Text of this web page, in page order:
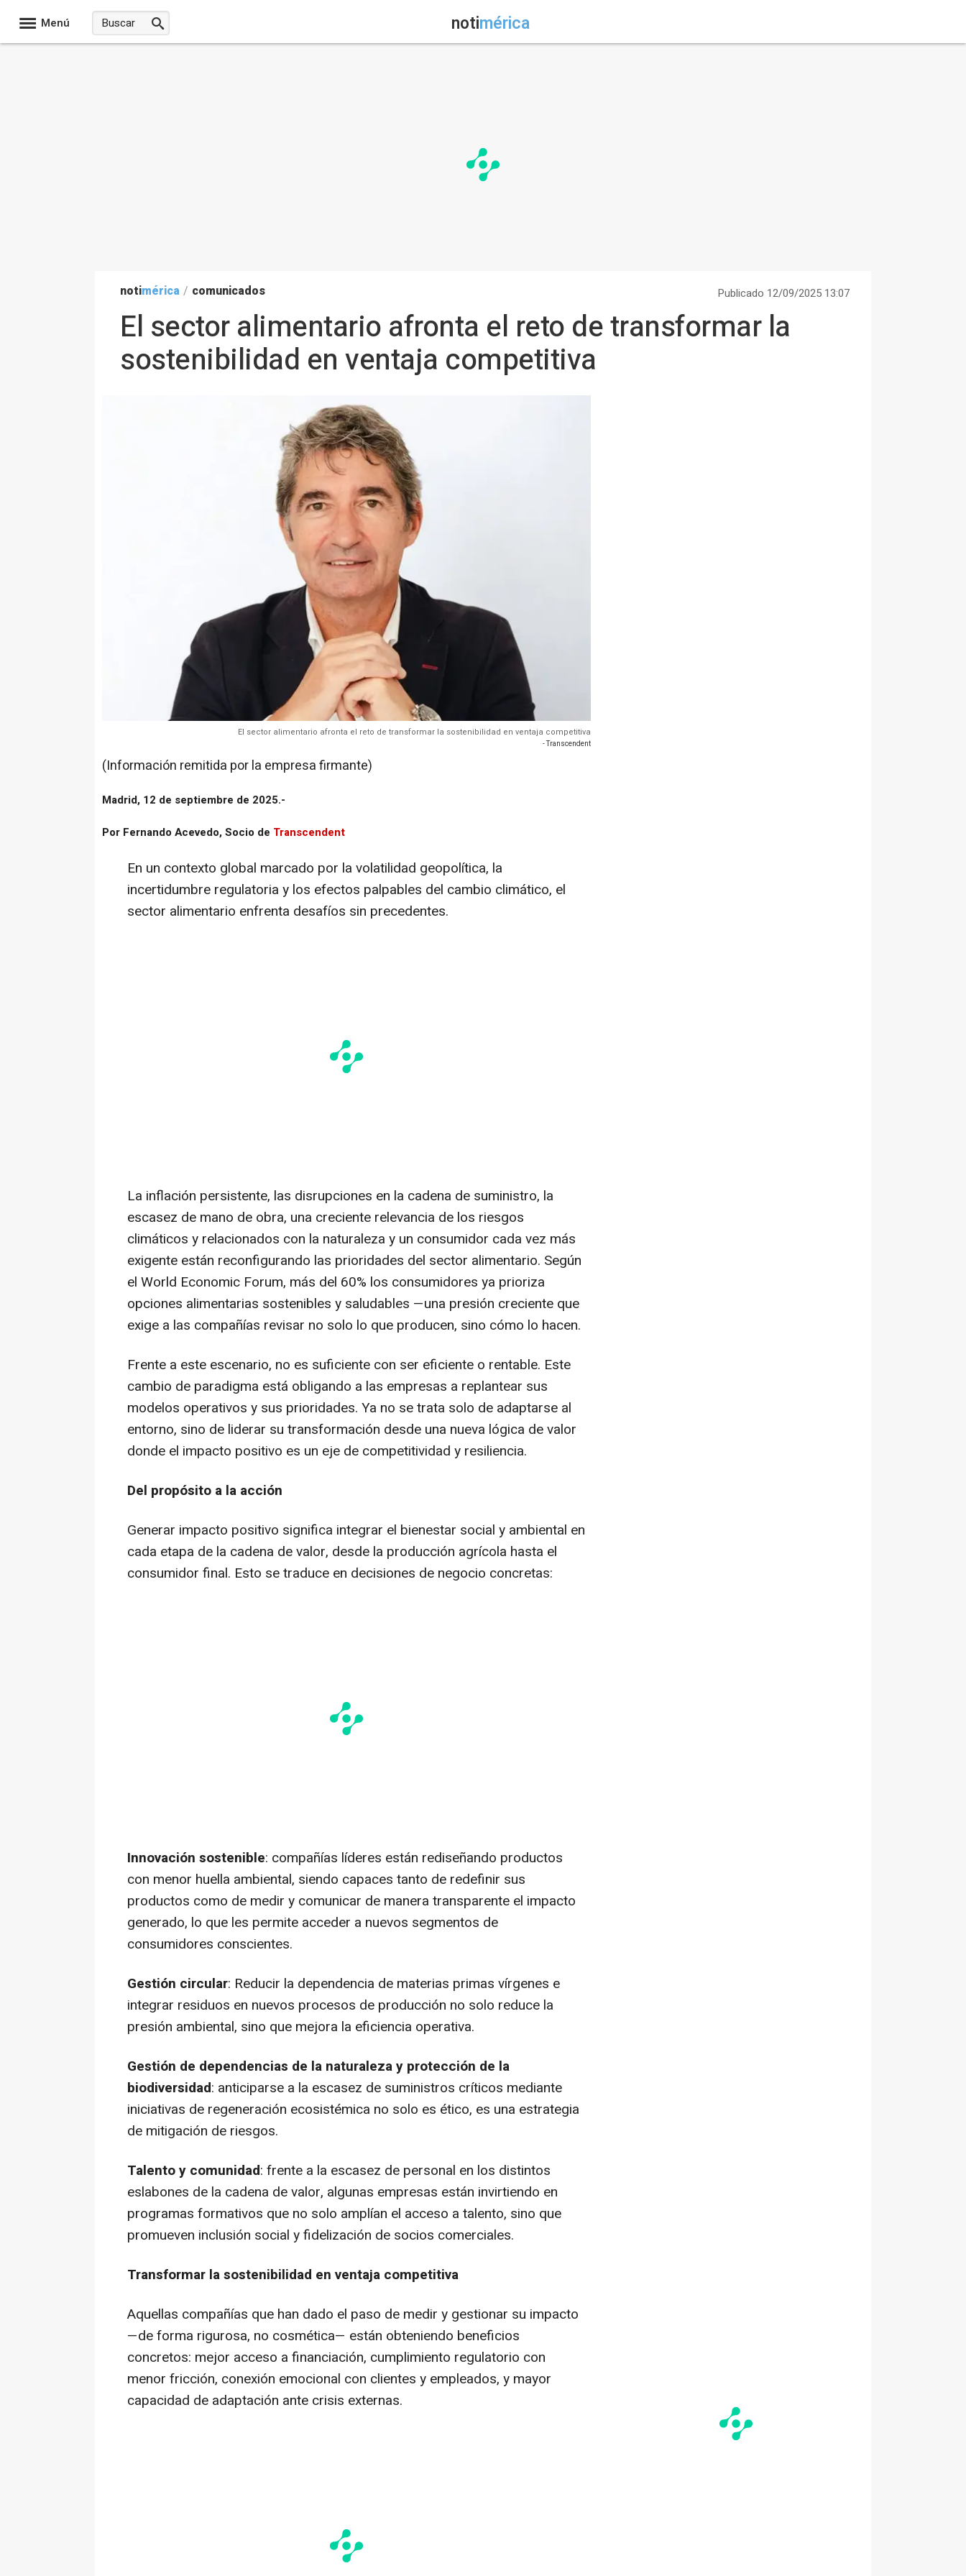
Menú notimérica
notimérica / comunicados Publicado 12/09/2025 13:07
El sector alimentario afronta el reto de transformar la
sostenibilidad en ventaja competitiva
El sector alimentario afronta el reto de transformar la sostenibilidad en ventaja competitiva
- Transcendent
(Información remitida por la empresa firmante)
Madrid, 12 de septiembre de 2025.-
Por Fernando Acevedo, Socio de Transcendent
En un contexto global marcado por la volatilidad geopolítica, la
incertidumbre regulatoria y los efectos palpables del cambio climático, el
sector alimentario enfrenta desafíos sin precedentes.
La inflación persistente, las disrupciones en la cadena de suministro, la
escasez de mano de obra, una creciente relevancia de los riesgos
climáticos y relacionados con la naturaleza y un consumidor cada vez más
exigente están reconfigurando las prioridades del sector alimentario. Según
el World Economic Forum, más del 60% los consumidores ya prioriza
opciones alimentarias sostenibles y saludables —una presión creciente que
exige a las compañías revisar no solo lo que producen, sino cómo lo hacen.
Frente a este escenario, no es suficiente con ser eficiente o rentable. Este
cambio de paradigma está obligando a las empresas a replantear sus
modelos operativos y sus prioridades. Ya no se trata solo de adaptarse al
entorno, sino de liderar su transformación desde una nueva lógica de valor
donde el impacto positivo es un eje de competitividad y resiliencia.
Del propósito a la acción
Generar impacto positivo significa integrar el bienestar social y ambiental en
cada etapa de la cadena de valor, desde la producción agrícola hasta el
consumidor final. Esto se traduce en decisiones de negocio concretas:
Innovación sostenible: compañías líderes están rediseñando productos
con menor huella ambiental, siendo capaces tanto de redefinir sus
productos como de medir y comunicar de manera transparente el impacto
generado, lo que les permite acceder a nuevos segmentos de
consumidores conscientes.
Gestión circular: Reducir la dependencia de materias primas vírgenes e
integrar residuos en nuevos procesos de producción no solo reduce la
presión ambiental, sino que mejora la eficiencia operativa.
Gestión de dependencias de la naturaleza y protección de la
biodiversidad: anticiparse a la escasez de suministros críticos mediante
iniciativas de regeneración ecosistémica no solo es ético, es una estrategia
de mitigación de riesgos.
Talento y comunidad: frente a la escasez de personal en los distintos
eslabones de la cadena de valor, algunas empresas están invirtiendo en
programas formativos que no solo amplían el acceso a talento, sino que
promueven inclusión social y fidelización de socios comerciales.
Transformar la sostenibilidad en ventaja competitiva
Aquellas compañías que han dado el paso de medir y gestionar su impacto
—de forma rigurosa, no cosmética— están obteniendo beneficios
concretos: mejor acceso a financiación, cumplimiento regulatorio con
menor fricción, conexión emocional con clientes y empleados, y mayor
capacidad de adaptación ante crisis externas.